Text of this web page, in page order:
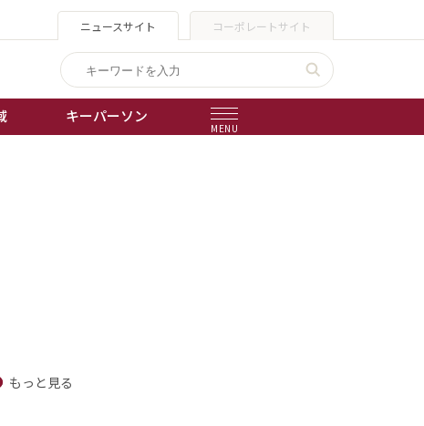
ニュースサイト コーポレートサイト
キーパーソン
MENU
もっと見る